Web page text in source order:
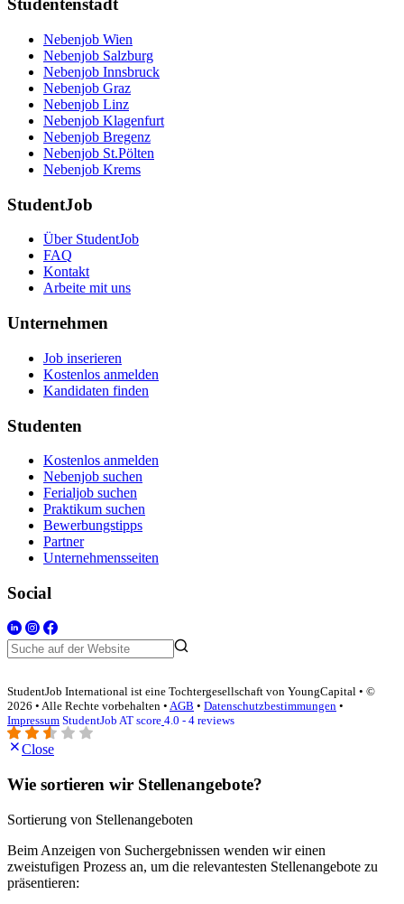
Studentenstadt
Nebenjob Wien
Nebenjob Salzburg
Nebenjob Innsbruck
Nebenjob Graz
Nebenjob Linz
Nebenjob Klagenfurt
Nebenjob Bregenz
Nebenjob St.Pölten
Nebenjob Krems
StudentJob
Über StudentJob
FAQ
Kontakt
Arbeite mit uns
Unternehmen
Job inserieren
Kostenlos anmelden
Kandidaten finden
Studenten
Kostenlos anmelden
Nebenjob suchen
Ferialjob suchen
Praktikum suchen
Bewerbungstipps
Partner
Unternehmensseiten
Social
StudentJob International ist eine Tochtergesellschaft von YoungCapital • ©
2026 • Alle Rechte vorbehalten • AGB • Datenschutzbestimmungen •
Impressum StudentJob AT score 4.0 - 4 reviews
Close
Wie sortieren wir Stellenangebote?
Sortierung von Stellenangeboten
Beim Anzeigen von Suchergebnissen wenden wir einen
zweistufigen Prozess an, um die relevantesten Stellenangebote zu
präsentieren: